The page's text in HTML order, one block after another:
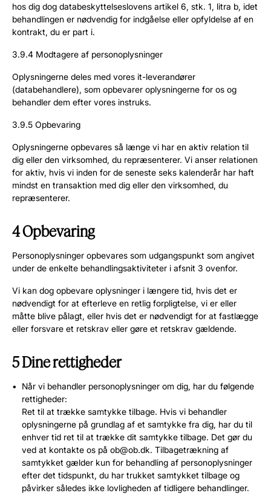
hos dig dog databeskyttelseslovens artikel 6, stk. 1, litra b, idet
behandlingen er nødvendig for indgåelse eller opfyldelse af en
kontrakt, du er part i.
3.9.4 Modtagere af personoplysninger
Oplysningerne deles med vores it-leverandører
(databehandlere), som opbevarer oplysningerne for os og
behandler dem efter vores instruks.
3.9.5 Opbevaring
Oplysningerne opbevares så længe vi har en aktiv relation til
dig eller den virksomhed, du repræsenterer. Vi anser relationen
for aktiv, hvis vi inden for de seneste seks kalenderår har haft
mindst en transaktion med dig eller den virksomhed, du
repræsenterer.
4 Opbevaring
Personoplysninger opbevares som udgangspunkt som angivet
under de enkelte behandlingsaktiviteter i afsnit 3 ovenfor.
Vi kan dog opbevare oplysninger i længere tid, hvis det er
nødvendigt for at efterleve en retlig forpligtelse, vi er eller
måtte blive pålagt, eller hvis det er nødvendigt for at fastlægge
eller forsvare et retskrav eller gøre et retskrav gældende.
5 Dine rettigheder
Når vi behandler personoplysninger om dig, har du følgende
rettigheder:
Ret til at trække samtykke tilbage. Hvis vi behandler
oplysningerne på grundlag af et samtykke fra dig, har du til
enhver tid ret til at trække dit samtykke tilbage. Det gør du
ved at kontakte os på ob@ob.dk. Tilbagetrækning af
samtykket gælder kun for behandling af personoplysninger
efter det tidspunkt, du har trukket samtykket tilbage og
påvirker således ikke lovligheden af tidligere behandlinger.